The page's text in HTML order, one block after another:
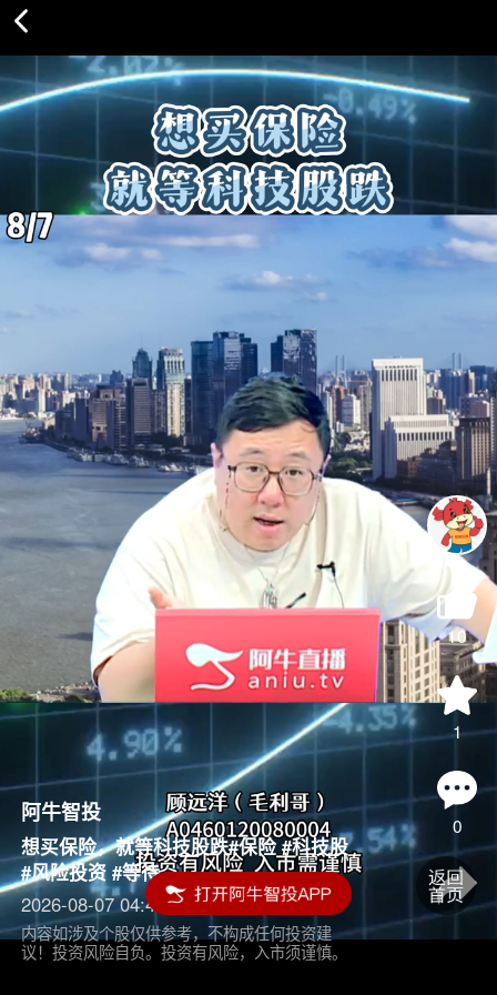
10
1
0
阿牛智投
想买保险，就等科技股跌#保险 #科技股
#风险投资 #等待
2026-08-07 04:45
内容如涉及个股仅供参考，不构成任何投资建
议！投资风险自负。投资有风险，入市须谨慎。